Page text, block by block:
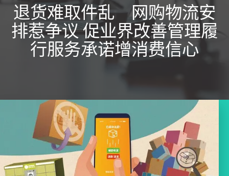
退货难取件乱 网购物流安
排惹争议 促业界改善管理履
行服务承诺增消费信心